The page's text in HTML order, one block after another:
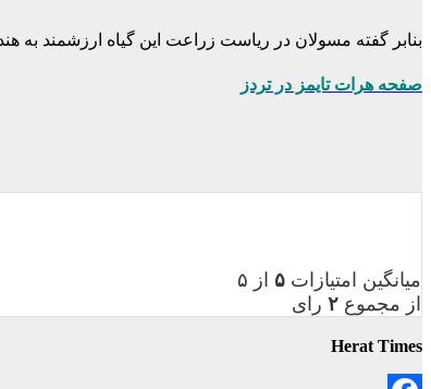
بنابر گفته مسولان در ریاست زراعت این گیاه ارزشمند به
صفحه هرات تایمز در تردز
میانگین امتیازات ۵ از ۵
از مجموع ۲ رای
Herat Times